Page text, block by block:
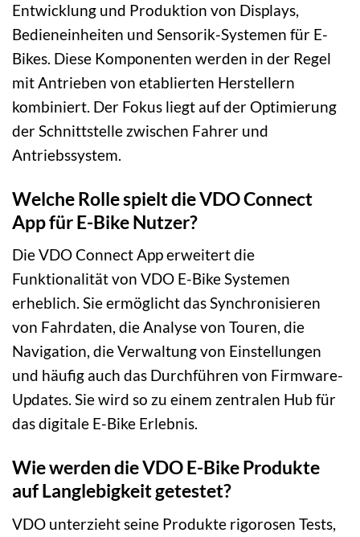
Entwicklung und Produktion von Displays,
Bedieneinheiten und Sensorik-Systemen für E-
Bikes. Diese Komponenten werden in der Regel
mit Antrieben von etablierten Herstellern
kombiniert. Der Fokus liegt auf der Optimierung
der Schnittstelle zwischen Fahrer und
Antriebssystem.
Welche Rolle spielt die VDO Connect
App für E-Bike Nutzer?
Die VDO Connect App erweitert die
Funktionalität von VDO E-Bike Systemen
erheblich. Sie ermöglicht das Synchronisieren
von Fahrdaten, die Analyse von Touren, die
Navigation, die Verwaltung von Einstellungen
und häufig auch das Durchführen von Firmware-
Updates. Sie wird so zu einem zentralen Hub für
das digitale E-Bike Erlebnis.
Wie werden die VDO E-Bike Produkte
auf Langlebigkeit getestet?
VDO unterzieht seine Produkte rigorosen Tests,